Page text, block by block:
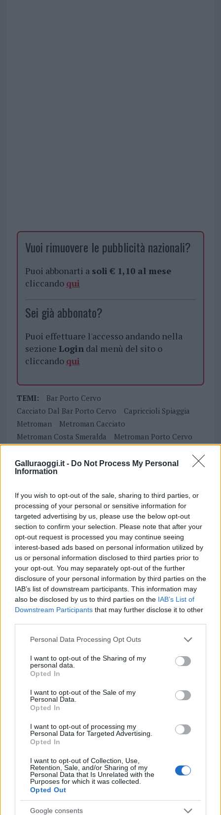
Galluraoggi.it - Do Not Process My Personal
Information
If you wish to opt-out of the sale, sharing to third parties, or
processing of your personal or sensitive information for
targeted advertising by us, please use the below opt-out
section to confirm your selection. Please note that after your
opt-out request is processed you may continue seeing
interest-based ads based on personal information utilized by
us or personal information disclosed to third parties prior to
your opt-out. You may separately opt-out of the further
disclosure of your personal information by third parties on the
IAB’s list of downstream participants. This information may
also be disclosed by us to third parties on the IAB’s List of
Downstream Participants that may further disclose it to other
Please note that this website/app uses one or more Google
not limited to your visit or usage behaviour. You may click to
grant or deny consent to Google and its third-party tags to
use your data for below specified purposes in below Google
consent section.
Personal Data Processing Opt Outs
I want to opt-out of the Sharing of my
personal data.
Opted In
I want to opt-out of the Sale of my
Personal Data.
Opted In
I want to opt-out of processing my
Personal Data for Targeted Advertising.
Opted In
I want to opt-out of Collection, Use,
Retention, Sale, and/or Sharing of my
Personal Data that Is Unrelated with the
Purposes for which it was collected.
Opted Out
Google consents
Vuoi rimuovere le pubblicità nazionali?
Puoi abbonarti a soli € 1,10 al mese
cliccando qui
Sei già abbonato?
Puoi effettuare l'accesso andando nella
sezione Logindal menù del sito o
cliccando qui
TEMI:
Bar Porto Cervo
Cacciato Dal Bar Porto Cervo
Capriccioli Spiaggia
Metroman
Metroman Cacciato
Metroman Costa Smeralda
Metroman Porto Cervo
Notizie Porto Cervo
Ricchi E Poveri
F
a
ce
b
o
o
k
T
w
it
te
r
Pi
n
te
re
st
W
h
at
s
A
p
p
S
h
a
re
Articolo precedente
Prossimo articolo
NOTIZIE RECENTI
Incendi, a San Pasquale arriva il Campo Base:
l’inaugurazione
Andrea Mura conquista Palau: grande
partecipazione per il suo racconto
Calangianus, allarme sul centro accoglienza
50mila nel resort
Meteo Olbia 7 agosto, sole e caldo tornano
protagonisti